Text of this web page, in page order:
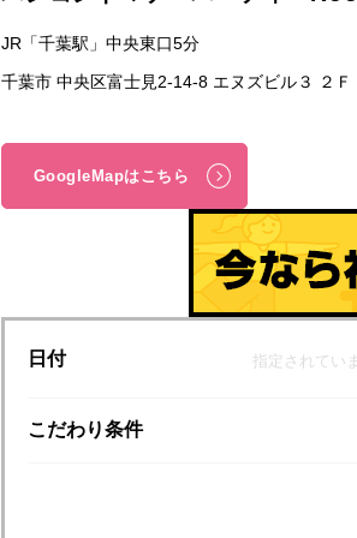
JR「千葉駅」中央東口5分
千葉市 中央区富士見2-14-8 エヌズビル３ ２Ｆ
GoogleMapはこちら
日付 指定されてい
こだわり条件